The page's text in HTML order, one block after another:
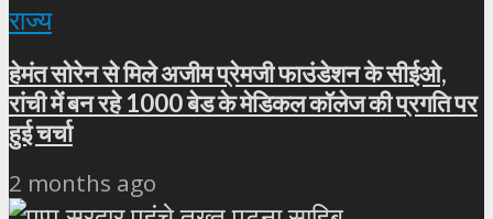
राज्य
हेमंत सोरेन से मिले अजीम प्रेमजी फाउंडेशन के सीईओ,
रांची में बन रहे 1000 बेड के मेडिकल कॉलेज की प्रगति पर
हुई चर्चा
2 months ago